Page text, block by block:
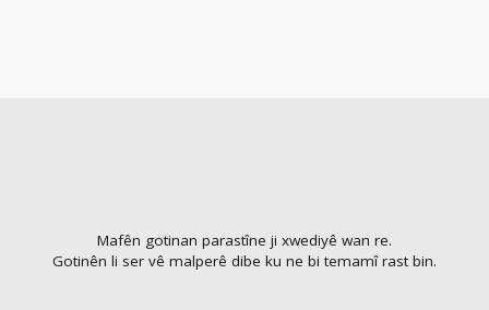
Mafên gotinan parastîne ji xwediyê wan re.
Gotinên li ser vê malperê dibe ku ne bi temamî rast bin.